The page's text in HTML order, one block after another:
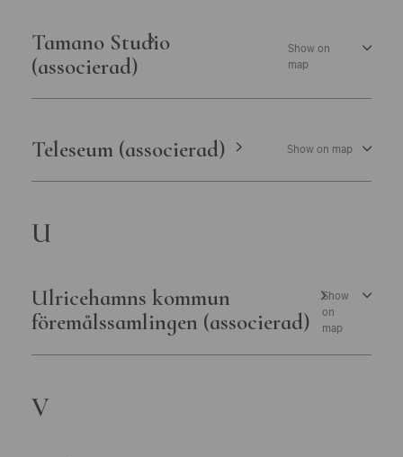
Tamano Studio
(associerad)
Show on
map
Teleseum (associerad) Show on map
U
Ulricehamns kommun
föremålssamlingen (associerad)
Show
on
map
V